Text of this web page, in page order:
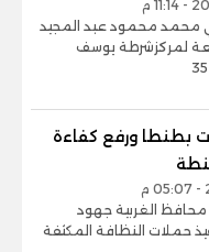
محمد محمود عبد المجيد
لمركزشرطة يوسف
بطنطا ورفع كفاءة
محافظ الغربية جهود
حملات النظافة المكثفة